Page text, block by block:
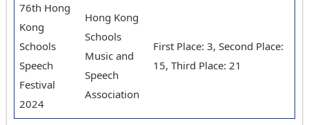
76th Hong
Kong
Schools
Speech
Festival
2024
Hong Kong
Schools
Music and
Speech
Association
First Place: 3, Second Place:
15, Third Place: 21